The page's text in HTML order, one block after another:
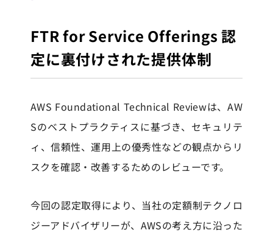
FTR for Service Offerings 認
定に裏付けされた提供体制
AWS Foundational Technical Reviewは、AW
Sのベストプラクティスに基づき、セキュリテ
ィ、信頼性、運用上の優秀性などの観点からリ
スクを確認・改善するためのレビューです。
今回の認定取得により、当社の定額制テクノロ
ジーアドバイザリーが、AWSの考え方に沿った